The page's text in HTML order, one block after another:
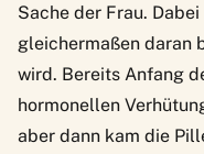
Sache der Frau.
gleichermaßen daran
wird. Bereits Anfang
hormonellen
aber dann kam die